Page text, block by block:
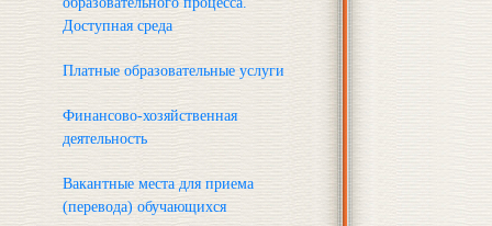
Доступная среда
Платные образовательные услуги
Финансово-хозяйственная
деятельность
Вакантные места для приема
(перевода) обучающихся